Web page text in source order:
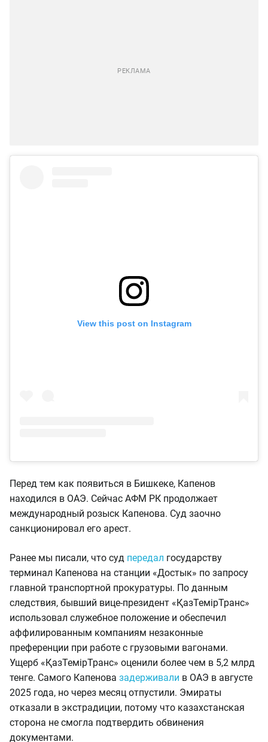
View this post on Instagram
Перед тем как появиться в Бишкеке, Капенов
находился в ОАЭ. Сейчас АФМ РК продолжает
международный розыск Капенова. Суд заочно
санкционировал его арест.
Ранее мы писали, что суд передал государству
терминал Капенова на станции «Достык» по запросу
главной транспортной прокуратуры. По данным
следствия, бывший вице-президент «ҚазТемірТранс»
использовал служебное положение и обеспечил
аффилированным компаниям незаконные
преференции при работе с грузовыми вагонами.
Ущерб «ҚазТемірТранс» оценили более чем в 5,2 млрд
тенге. Самого Капенова задерживали в ОАЭ в августе
2025 года, но через месяц отпустили. Эмираты
отказали в экстрадиции, потому что казахстанская
сторона не смогла подтвердить обвинения
документами.